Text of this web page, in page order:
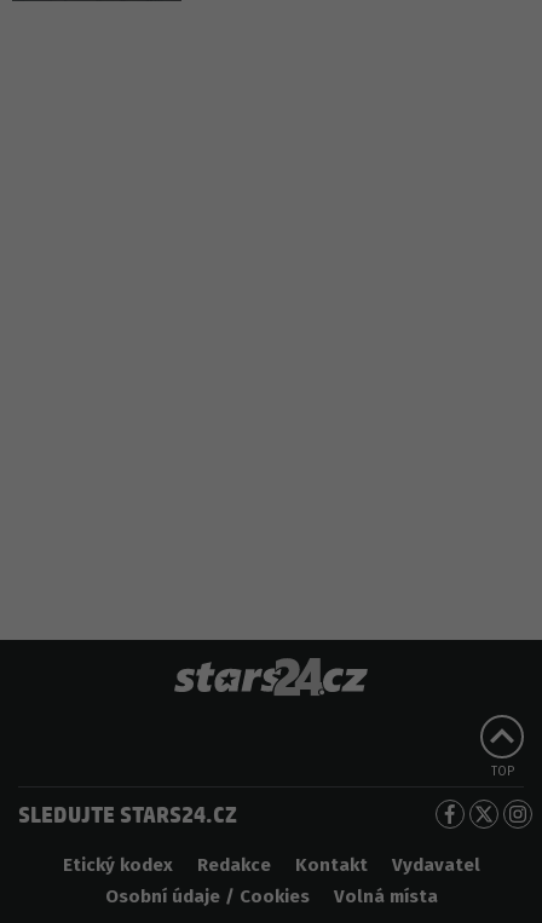
TOP
SLEDUJTE STARS24.CZ
Etický kodex Redakce Kontakt
Vydavatel
Osobní údaje / Cookies
Volná místa